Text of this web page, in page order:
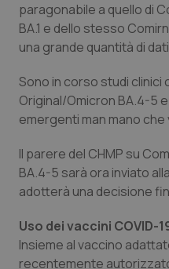
Tiroide
Tumore ovarico
Tumori
Ulcera & Reflusso
paragonabile a quello di
BA.1 e dello stesso
una grande quantità di
Sono in corso studi clinici
Original/Omicron BA.4-5
emergenti man mano
Il parere del CHMP su
BA.4-5 sarà ora inviato
adotterà una decisione
Uso dei vaccini COVID-
Insieme al vaccino
recentemente